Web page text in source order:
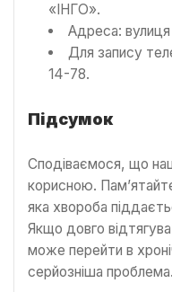
«ІНГО».
Адреса:
Для запису
14-78.
Підсумок
Сподіваємося, що
корисною.
яка хвороба
Якщо довго
може перейти в
серйозніша проблема.